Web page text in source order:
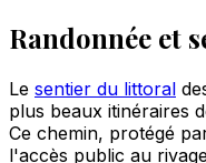
Randonnée et
Le sentier du littoral
plus beaux itinéraires
Ce chemin, protégé
l'accès public au